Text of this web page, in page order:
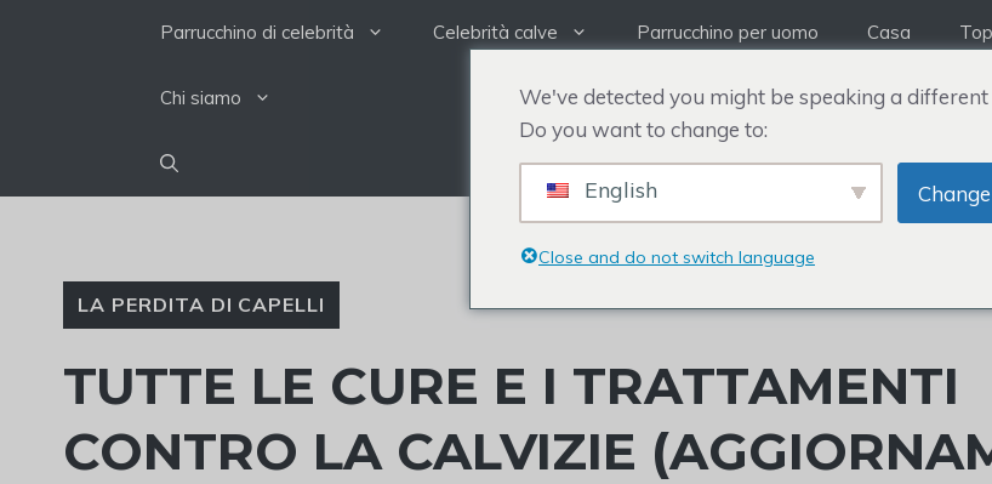
Parrucchino di celebrità Celebrità calve Parrucchino per uomo Casa
Chi siamo
LA PERDITA DI CAPELLI
TUTTE LE CURE E I TRATTAMENTI
CONTRO LA CALVIZIE
We've detected you might be speaking a different
Do you want to change to:
English
Close and do not switch language